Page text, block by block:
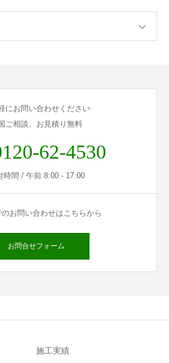
にお問い合わせください
ご相談、お見積り無料
62-4530
時間 / 午前 8:00 - 17:00
のお問い合わせはこちらから
お問合せフォーム
施工実績